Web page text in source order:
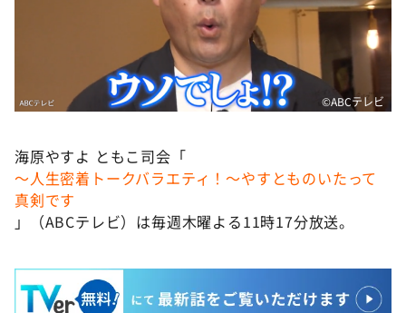
©️ABCテレビ
海原やすよ ともこ司会「
～人生密着トークバラエティ！～やすとものいたって
真剣です
」（ABCテレビ）は毎週木曜よる11時17分放送。